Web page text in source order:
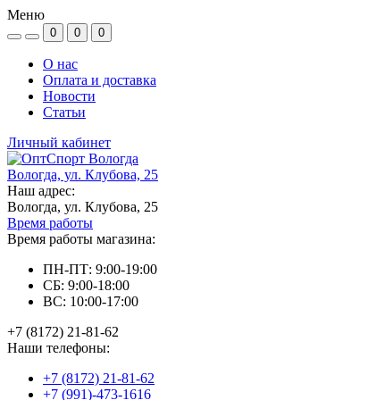
Меню
0 0 0
О нас
Оплата и доставка
Новости
Статьи
Личный кабинет
Вологда, ул. Клубова, 25
Наш адрес:
Вологда, ул. Клубова, 25
Время работы
Время работы магазина:
ПН-ПТ: 9:00-19:00
СБ: 9:00-18:00
ВС: 10:00-17:00
+7 (8172) 21-81-62
Наши телефоны:
+7 (8172) 21-81-62
+7 (991)-473-1616